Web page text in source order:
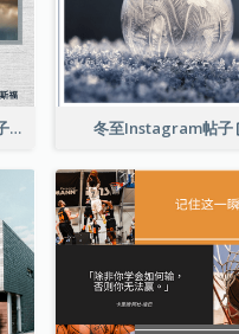
相信夢想引言Instagram帖子 冬至Instagram帖子